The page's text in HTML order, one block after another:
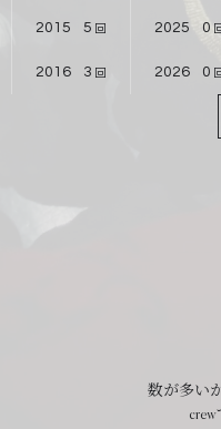
2015 5
2016 3
2025 0
2026 0
数が多い